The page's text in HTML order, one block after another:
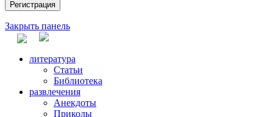
Закрыть панель
литература
Статьи
Библиотека
развлечения
Анекдоты
Приколы